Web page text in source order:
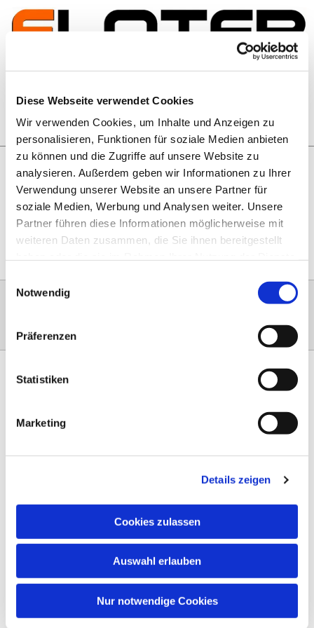
Diese Webseite verwendet Cookies
Wir verwenden Cookies, um Inhalte und Anzeigen zu
personalisieren, Funktionen für soziale Medien anbieten
zu können und die Zugriffe auf unsere Website zu
analysieren. Außerdem geben wir Informationen zu Ihrer
Verwendung unserer Website an unsere Partner für
soziale Medien, Werbung und Analysen weiter. Unsere
Partner führen diese Informationen möglicherweise mit
weiteren Daten zusammen, die Sie ihnen bereitgestellt
Einwilligungsauswahl
Notwendig
Präferenzen
Statistiken
Marketing
Details zeigen
Cookies zulassen
Auswahl erlauben
Nur notwendige Cookies
Zum Inhalt springen
Artikelsuche
Rechtliches
Hier geht es zu unserenAGB , zumWiderrufsrecht, zum
Impressum und zu unseremDatenschutz.
0151 68134038
Datenschutz
AGB
Widerruf